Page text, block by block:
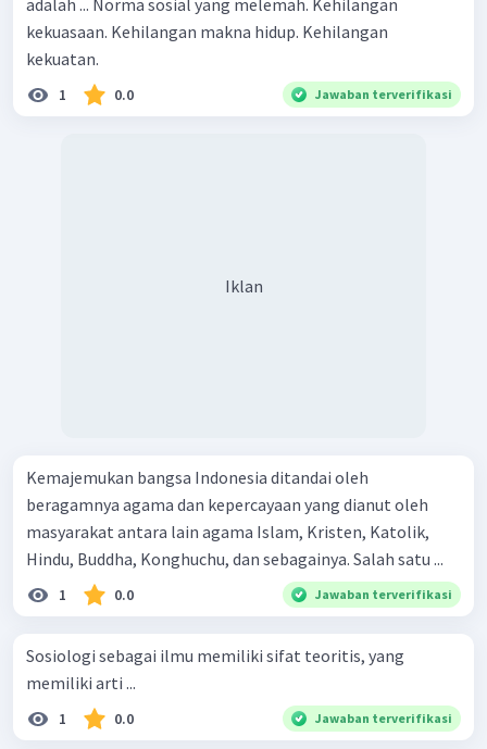
adalah ... Norma sosial yang melemah. Kehilangan
kekuasaan. Kehilangan makna hidup. Kehilangan
kekuatan.
1 0.0 Jawaban terverifikasi
Iklan
Kemajemukan bangsa Indonesia ditandai oleh
beragamnya agama dan kepercayaan yang dianut oleh
masyarakat antara lain agama Islam, Kristen, Katolik,
Hindu, Buddha, Konghuchu, dan sebagainya. Salah satu ...
1 0.0 Jawaban terverifikasi
Sosiologi sebagai ilmu memiliki sifat teoritis, yang
memiliki arti ...
1 0.0 Jawaban terverifikasi